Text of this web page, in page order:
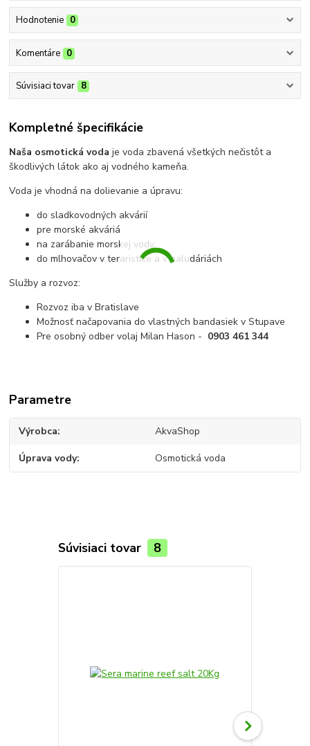
Hodnotenie 0
Komentáre 0
Súvisiaci tovar 8
Kompletné špecifikácie
Naša osmotická voda je voda zbavená všetkých nečistôt a
škodlivých látok ako aj vodného kameňa.
Voda je vhodná na dolievanie a úpravu:
do sladkovodných akvárií
pre morské akváriá
na zarábanie morskej vody
do mlhovačov v teraristike a v paludáriách
Služby a rozvoz:
Rozvoz iba v Bratislave
Možnosť načapovania do vlastných bandasiek v Stupave
Pre osobný odber volaj Milan Hason - 0903 461 344
Parametre
Výrobca AkvaShop
Úprava vody Osmotická voda
Súvisiaci tovar 8